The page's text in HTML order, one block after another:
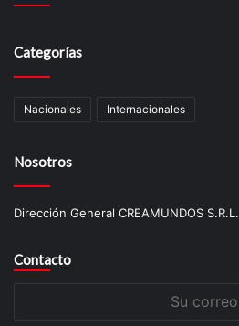
Categorías
Nacionales Internacionales
Nosotros
Dirección General CREAMUNDOS S.R.L.
Contacto